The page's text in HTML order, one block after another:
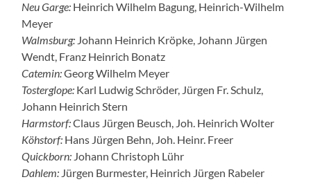
Neu Garge: Heinrich Wilhelm Bagung, Heinrich-Wilhelm
Meyer
Walmsburg: Johann Heinrich Kröpke, Johann Jürgen
Wendt, Franz Heinrich Bonatz
Catemin:Georg Wilhelm Meyer
Tosterglope: Karl Ludwig Schröder, Jürgen Fr. Schulz,
Johann Heinrich Stern
Harmstorf:Claus Jürgen Beusch, Joh. Heinrich Wolter
Köhstorf: Hans Jürgen Behn, Joh. Heinr. Freer
Quickborn: Johann Christoph Lühr
Dahlem: Jürgen Burmester, Heinrich Jürgen Rabeler